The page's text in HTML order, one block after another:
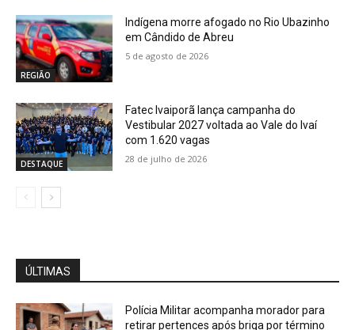
REGIÃO
Indígena morre afogado no Rio Ubazinho
em Cândido de Abreu
5 de agosto de 2026
DESTAQUE
Fatec Ivaiporã lança campanha do
Vestibular 2027 voltada ao Vale do Ivaí
com 1.620 vagas
28 de julho de 2026
ÚLTIMAS
Polícia Militar acompanha morador para
retirar pertences após briga por término